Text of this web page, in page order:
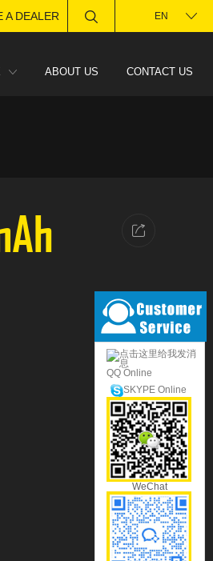
A DEALER EN
ABOUT US CONTACT US
QQ Online
SKYPE Online
WeChat